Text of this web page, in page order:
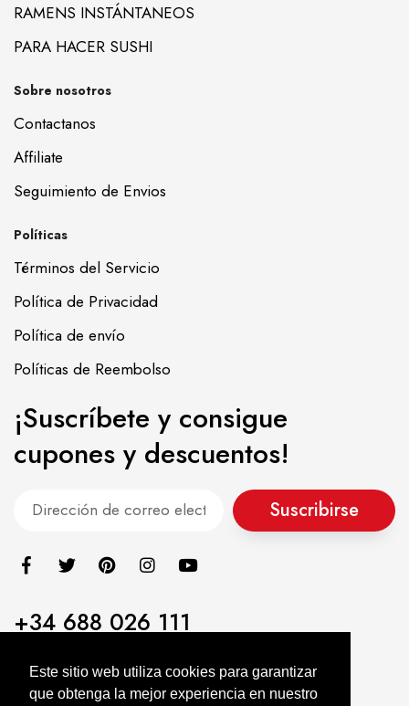
Este sitio web utiliza cookies para garantizar
que obtenga la mejor experiencia en nuestro
RAMENS INSTÁNTANEOS
PARA HACER SUSHI
Sobre nosotros
Contactanos
Affiliate
Seguimiento de Envios
Políticas
Términos del Servicio
Política de Privacidad
Política de envío
Políticas de Reembolso
¡Suscríbete y consigue
cupones y descuentos!
Suscribirse
+34 688 026 111